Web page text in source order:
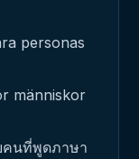
personas
människor
คนที่พูดภาษา